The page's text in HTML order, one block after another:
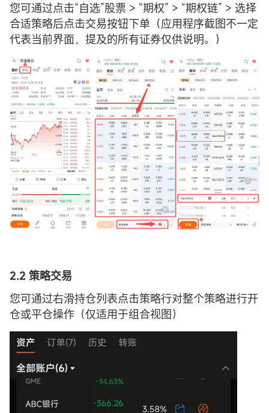
您可通过点击“自选”股票 > “期权” > “期权链” > 选择
合适策略后点击交易按钮下单（应用程序截图不一定
代表当前界面，提及的所有证券仅供说明。）
2.2 策略交易
您可通过右滑持仓列表点击策略行对整个策略进行开
仓或平仓操作（仅适用于组合视图）